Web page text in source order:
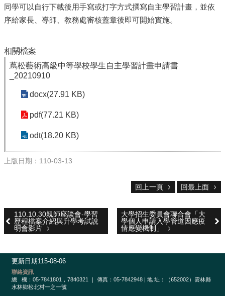
雲
林
縣
育
網
校
網
園
公
單
認
本
校
行
同學可以自行下載後用手寫或打字方式撰寫自主學習計畫，並依
序給家長、導師、教務處審核蓋章後即可開始實施。
相關檔案
蔦松藝術高級中等學校學生自主學習計畫申請書
_20210910
docx(27.91 KB)
pdf(77.21 KB)
odt(18.20 KB)
上版日期：110-03-13
回上一頁 回最上面
110.10.30親師座談會-學習
歷程檔案介紹與升學考試說
明會影片
大學招生委員會聯合會「大
學個人申請入學管道因應疫
情應變機制」
更新日期115-08-06
聯絡資訊
總
機：05-7841801，7840321 ｜ 傳真：05-7842948 | 地 址：（652002）雲林縣
水林鄉松北村一之一號